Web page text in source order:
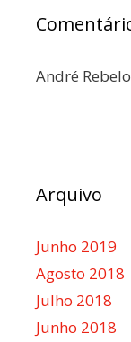
André Rebelo
Arquivo
Junho 2019
Agosto 2018
Julho 2018
Junho 2018